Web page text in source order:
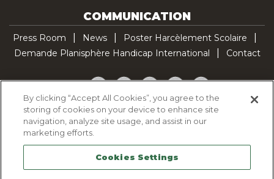
COMMUNICATION
Press Room News
Poster Harcèlement Scolaire
Demande Planisphère Handicap International
Contact
Facebook
TwitterYouTubePinterestTikTok
Cookie Policy
Legal Notice
Sitemap
By clicking “Accept All Cookies”, you agree to the
storing of cookies on your device to enhance site
navigation, analyze site usage, and assist in our
marketing efforts.
Cookies Settings